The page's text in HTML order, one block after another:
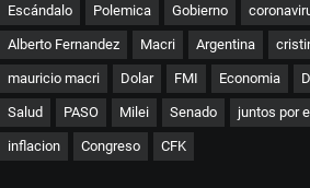
Escándalo Polemica Gobierno
Alberto Fernandez Macri Argentina
mauricio macri Dolar FMI Economia
Salud PASO Milei Senado juntos por
inflacion Congreso CFK